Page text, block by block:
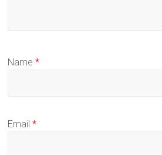
Name*
Email*